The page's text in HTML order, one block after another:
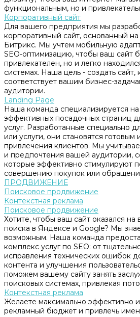
функциональным, но и
Корпоративный сайт
Для вашего предприятия мы
корпоративный сайт, основанный
Битрикс. Мы учтем мобильную
SEO-оптимизацию, чтобы ваш сайт
привлекателен, но и легко
системах. Наша цель - создать сайт,
соответствует вашим бизнес-
аудитории.
Landing Page
Наша команда специализируется на
эффективных посадочных страниц
услуг. Разработанные специально
или услуги, они становятся готовым
привлечения клиентов. Мы
и предпочтения вашей аудитории,
которые эффективно стимулируют
совершению покупок или
ПРОДВИЖЕНИЕ
Поисковое продвижение
Контекстная реклама
Поисковое продвижение
Хотите, чтобы ваш сайт оказался на
поиска в Яндексе и Google? Мы
возможным. Наша команда
комплекс услуг по SEO: от
исправления технических ошибок
контента и улучшения
поможем вашему сайту занять
поисковых системах, привлекая
Контекстная реклама
Желаете максимально эффективно
рекламный бюджет и привлечь